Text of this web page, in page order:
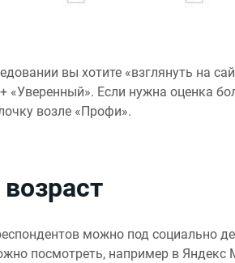
вы хотите «взглянуть на
«Уверенный». Если нужна оценка
возле «Профи».
можно под социально
посмотреть, например в Яндекс